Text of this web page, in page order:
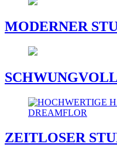
MODERNER
ZEITLOSER